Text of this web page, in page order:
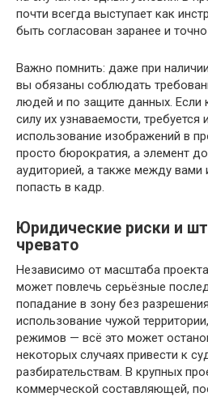
почти всегда выступает как
быть согласован заранее и
Важно помнить: даже при
вы обязаны соблюдать
людей и по защите данных. Если
силу их узнаваемости, требуется
использование изображений в
просто бюрократия, а элемент
аудиторией, а также между вами
попасть в кадр.
Юридические риски и
чревато
Независимо от масштаба
может повлечь серьёзные
попадание в зону без
использование чужой
режимов — всё это может
некоторых случаях привести к
разбирательствам. В крупных
коммерческой составляющей,